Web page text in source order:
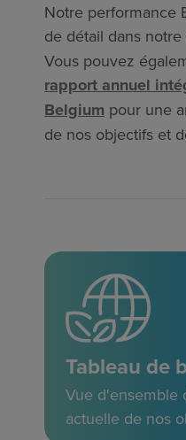
Notre performance
de détail dans notre
Vous pouvez
rapport annuel
Belgium pour une
de nos objectifs et
Tableau de
Vue d'ensemble
actuelle de nos